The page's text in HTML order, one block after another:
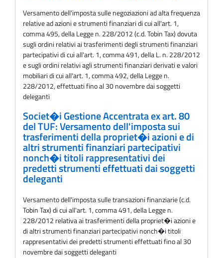
Versamento dell'imposta sulle negoziazioni ad alta frequenza
relative ad azioni e strumenti finanziari di cui all'art. 1,
comma 495, della Legge n. 228/2012 (c.d. Tobin Tax) dovuta
sugli ordini relativi ai trasferimenti degli strumenti finanziari
partecipativi di cui all'art. 1, comma 491, della L. n. 228/2012
e sugli ordini relativi agli strumenti finanziari derivati e valori
mobiliari di cui all'art. 1, comma 492, della Legge n.
228/2012, effettuati fino al 30 novembre dai soggetti
deleganti
Societ�i Gestione Accentrata ex art. 80
del TUF: Versamento dell'imposta sui
trasferimenti della propriet�i azioni e di
altri strumenti finanziari partecipativi
nonch�i titoli rappresentativi dei
predetti strumenti effettuati dai soggetti
deleganti
Versamento dell'imposta sulle transazioni finanziarie (c.d.
Tobin Tax) di cui all'art. 1, comma 491, della Legge n.
228/2012 relativa ai trasferimenti della propriet�i azioni e
di altri strumenti finanziari partecipativi nonch�i titoli
rappresentativi dei predetti strumenti effettuati fino al 30
novembre dai soggetti deleganti